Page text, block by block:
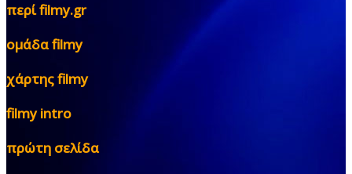
περί filmy.gr
ομάδα filmy
χάρτης filmy
filmy intro
πρώτη σελίδα